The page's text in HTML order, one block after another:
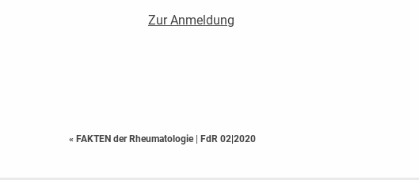
Zur Anmeldung
« FAKTEN der Rheumatologie FdR 02|2020